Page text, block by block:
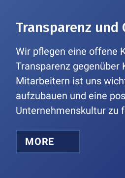
Transparenz
Wir pflegen eine offene
Transparenz gegenüber
Mitarbeitern ist uns
aufzubauen und eine
Unternehmenskultur zu
MORE